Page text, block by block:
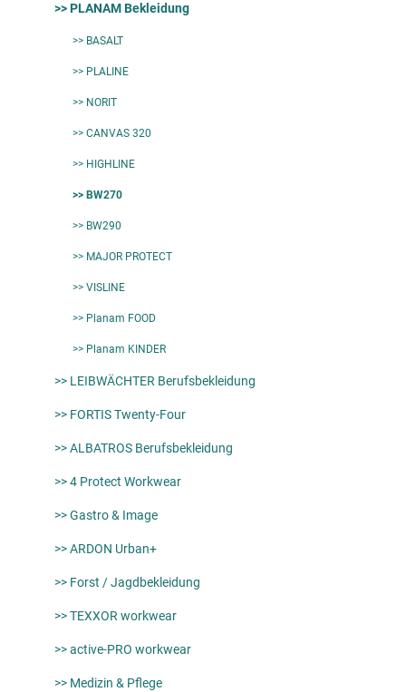
>> PLANAM Bekleidung
>> BASALT
>> PLALINE
>> NORIT
>> CANVAS 320
>> HIGHLINE
>> BW270
>> BW290
>> MAJOR PROTECT
>> VISLINE
>> Planam FOOD
>> Planam KINDER
>> LEIBWÄCHTER Berufsbekleidung
>> FORTIS Twenty-Four
>> ALBATROS Berufsbekleidung
>> 4 Protect Workwear
>> Gastro & Image
>> ARDON Urban+
>> Forst / Jagdbekleidung
>> TEXXOR workwear
>> active-PRO workwear
>> Medizin & Pflege